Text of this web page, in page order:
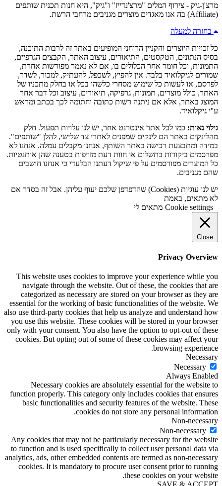
מרצ'ן-גיק - צירוף המלים "מרצ'נדייז" ו"גיק", היא חנות תכנית שותפים
(Affiliate) בה אנו מאגדים מוצרים מגניבים מרחבי הרשת.
בחזרה למעלה
כל זכויות היוצרים והקניין הרוחני המופיעים באתר זה לרבות התוכנה,
בסיס הנתונים, הטקסטים, התיאורים, עיצוב האתר, הקבצים הגרפיים,
התמונות, וכל חומר אחר הכלולים בו, אם לא נאמר מפורשות אחרת,
שמורים לגיקלואיד בלבד. אין להפיץ, לשכפל, להעתיק, למכור, לשדר,
לפרסם, או לעשות כל שימוש מסחרי כלשהו בכל או בחלק מתכניו של
האתר, כולל מוצרים, תמונות, גרפיקה, תיאורים, עיצוב וכל דבר אחר
המוצג באתר, אלא אם ניתנה רשות כתובה וחתומה לכך בכתב ומראש
ע''י גיקלואיד.
גילוי נאות: כמו לכל אתר אינטרנט אחר, יש לנו עלויות תפעול. חלק
מהלינקים באתר הם לינקים שמפנים לאתרי צד שלישי, להלן "שותפים".
במידה ומתבצעת רכישה באתר השותף, אנחנו מקבלים עמלה. אנחנו לא
מפרסמים ביקורות בתשלום או חוות דעת מזויפות בטענה שהן אותנטיות.
כל המוצרים מפורסמים על פי שיקול דעתנו הבלעדי כי אנחנו חושבים
שהם מגניבים.
יש לנו עוגיות (Cookies) שהדפדפן שלכם יעוף עליהן. אבל זה בסדר אם
לא מתאים, באמת
Cookie settings מתאים לי
Close
Privacy Overview
This website uses cookies to improve your experience while you
navigate through the website. Out of these, the cookies that are
categorized as necessary are stored on your browser as they are
essential for the working of basic functionalities of the website. We
also use third-party cookies that help us analyze and understand how
you use this website. These cookies will be stored in your browser
only with your consent. You also have the option to opt-out of these
cookies. But opting out of some of these cookies may affect your
browsing experience.
Necessary
Necessary
Always Enabled
Necessary cookies are absolutely essential for the website to
function properly. This category only includes cookies that ensures
basic functionalities and security features of the website. These
cookies do not store any personal information.
Non-necessary
Non-necessary
Any cookies that may not be particularly necessary for the website
to function and is used specifically to collect user personal data via
analytics, ads, other embedded contents are termed as non-necessary
cookies. It is mandatory to procure user consent prior to running
these cookies on your website.
SAVE & ACCEPT